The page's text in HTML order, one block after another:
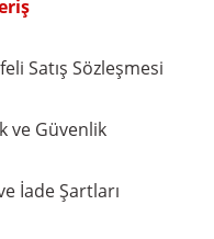
Satış Sözleşmesi
ve Güvenlik
İade Şartları